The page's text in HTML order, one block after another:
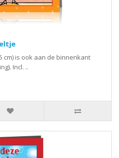
cm) is ook aan de binnenkant
Incl. ..